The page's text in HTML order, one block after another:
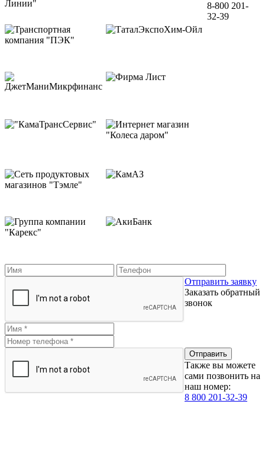
8-800 201-
32-39
Отправить заявку
Заказать обратный
звонок
Также вы можете
сами позвонить на
наш номер:
8 800 201-32-39